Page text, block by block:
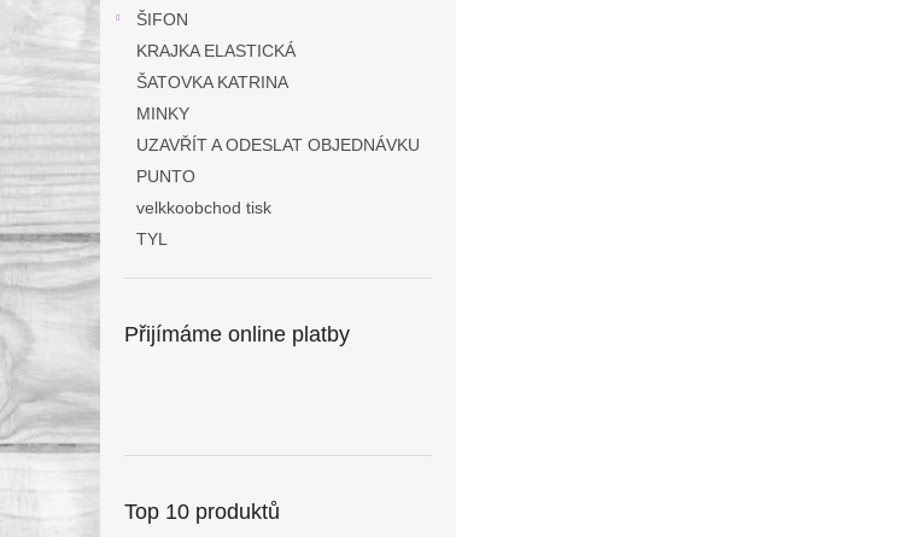
ŠIFON
KRAJKA ELASTICKÁ
ŠATOVKA KATRINA
MINKY
UZAVŘÍT A ODESLAT OBJEDNÁVKU
PUNTO
velkkoobchod tisk
TYL
Přijímáme online platby
Top 10 produktů